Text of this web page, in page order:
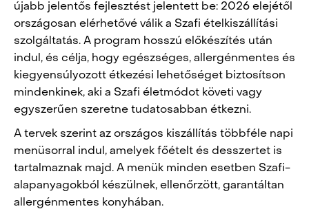
újabb jelentős fejlesztést jelentett be: 2026 elejétől
országosan elérhetővé válik a Szafi ételkiszállítási
szolgáltatás. A program hosszú előkészítés után
indul, és célja, hogy egészséges, allergénmentes és
kiegyensúlyozott étkezési lehetőséget biztosítson
mindenkinek, aki a Szafi életmódot követi vagy
egyszerűen szeretne tudatosabban étkezni.
A tervek szerint az országos kiszállítás többféle napi
menüsorral indul, amelyek főételt és desszertet is
tartalmaznak majd. A menük minden esetben Szafi-
alapanyagokból készülnek, ellenőrzött, garantáltan
allergénmentes konyhában.